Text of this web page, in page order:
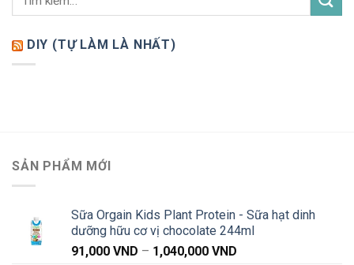
DIY (TỰ LÀM LÀ NHẤT)
SẢN PHẨM MỚI
Sữa Orgain Kids Plant Protein - Sữa hạt dinh
dưỡng hữu cơ vị chocolate 244ml
91,000 VND – 1,040,000 VND